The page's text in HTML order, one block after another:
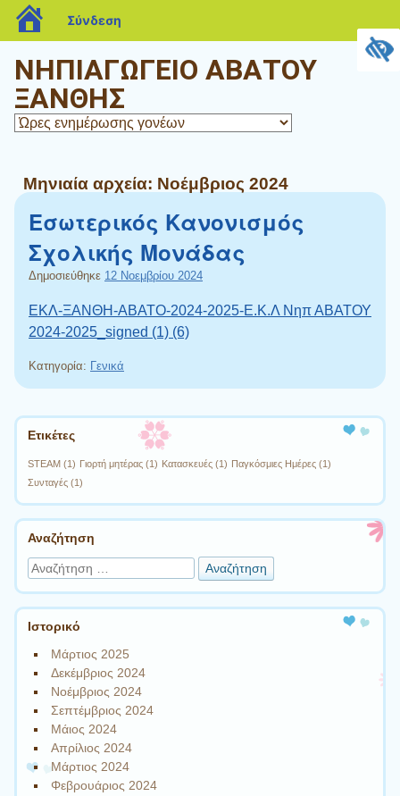
ΝΗΠΙΑΓΩΓΕΙΟ ΑΒΑΤΟΥ
ΞΑΝΘΗΣ
Μηνιαία αρχεία: Νοέμβριος 2024
Εσωτερικός Κανονισμός
Σχολικής Μονάδας
Δημοσιεύθηκε 12 Νοεμβρίου 2024
ΕΚΛ-ΞΑΝΘΗ-ΑΒΑΤΟ-2024-2025-Ε.Κ.Λ Νηπ ΑΒΑΤΟΥ
2024-2025_signed (1) (6)
Κατηγορία: Γενικά
Πλοήγηση άρθρων
Ετικέτες
STEAM (1) Γιορτή μητέρας (1) Κατασκευές (1) Παγκόσμιες Ημέρες (1)
Συνταγές (1)
Αναζήτηση
Αναζήτηση
Ιστορικό
Μάρτιος 2025
Δεκέμβριος 2024
Νοέμβριος 2024
Σεπτέμβριος 2024
Μάιος 2024
Απρίλιος 2024
Μάρτιος 2024
Φεβρουάριος 2024
blogs.sch.gr
Σύνδεση